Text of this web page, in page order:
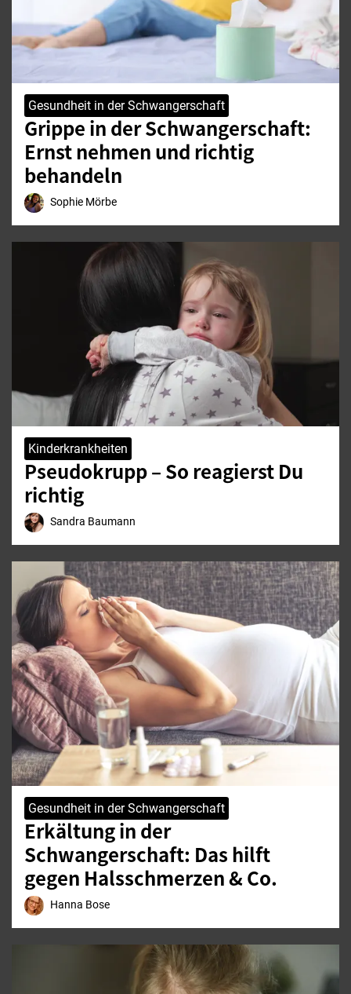
Gesundheit in der Schwangerschaft
Grippe in der Schwangerschaft:
Ernst nehmen und richtig
behandeln
Sophie Mörbe
Kinderkrankheiten
Pseudokrupp – So reagierst Du
richtig
Sandra Baumann
Gesundheit in der Schwangerschaft
Erkältung in der
Schwangerschaft: Das hilft
gegen Halsschmerzen & Co.
Hanna Bose